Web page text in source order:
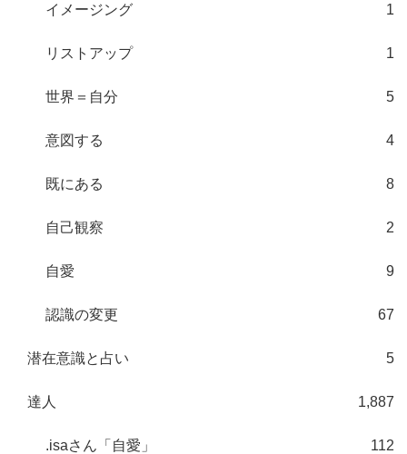
イメージング 1
リストアップ 1
世界＝自分 5
意図する 4
既にある 8
自己観察 2
自愛 9
認識の変更 67
潜在意識と占い 5
達人 1,887
.isaさん「自愛」 112